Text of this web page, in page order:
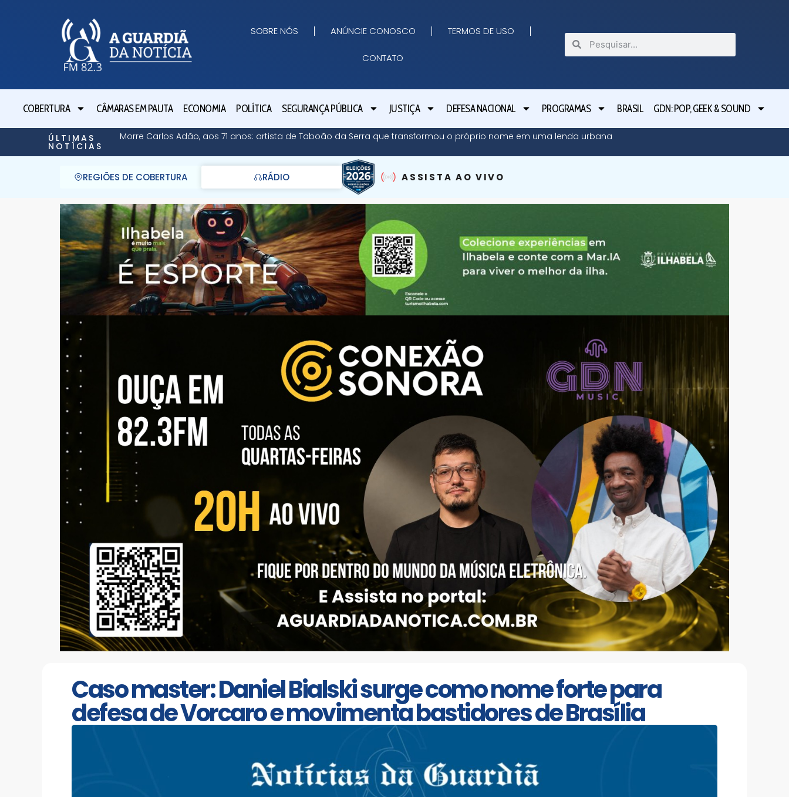
SOBRE NÓS ANÚNCIE CONOSCO TERMOS DE USO
CONTATO
COBERTURA CÂMARAS EM PAUTA ECONOMIA POLÍTICA SEGURANÇA PÚBLICA JUSTIÇA DEFESA NACIONAL PROGRAMAS BRASIL GDN: POP, GEEK & SOUND
ÚLTIMAS
NOTÍCIAS
Morre Carlos Adão, aos 71 anos: artista de Taboão da Serra que transformou o próprio nome em uma lenda urbana Caso
REGIÕES DE COBERTURA RÁDIO ASSISTA AO VIVO
Caso master: Daniel Bialski surge como nome forte para
defesa de Vorcaro e movimenta bastidores de Brasília